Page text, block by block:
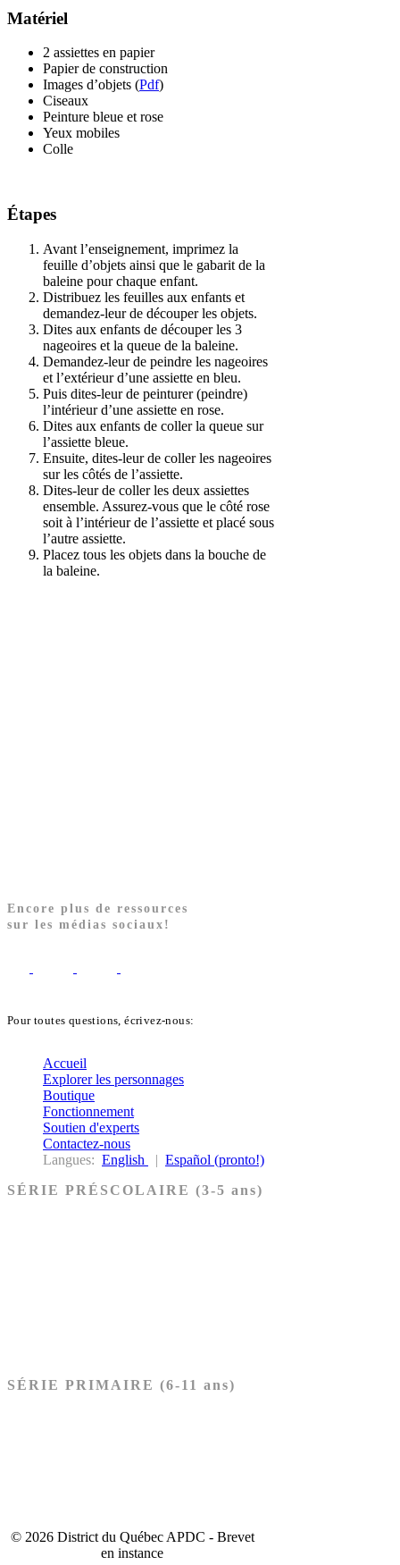
Matériel
2 assiettes en papier
Papier de construction
Images d’objets (Pdf)
Ciseaux
Peinture bleue et rose
Yeux mobiles
Colle
Étapes
Avant l’enseignement, imprimez la
feuille d’objets ainsi que le gabarit de la
baleine pour chaque enfant.
Distribuez les feuilles aux enfants et
demandez-leur de découper les objets.
Dites aux enfants de découper les 3
nageoires et la queue de la baleine.
Demandez-leur de peindre les nageoires
et l’extérieur d’une assiette en bleu.
Puis dites-leur de peinturer (peindre)
l’intérieur d’une assiette en rose.
Dites aux enfants de coller la queue sur
l’assiette bleue.
Ensuite, dites-leur de coller les nageoires
sur les côtés de l’assiette.
Dites-leur de coller les deux assiettes
ensemble. Assurez-vous que le côté rose
soit à l’intérieur de l’assiette et placé sous
l’autre assiette.
Placez tous les objets dans la bouche de
la baleine.
Encore plus de ressources
sur les médias sociaux!
Pour toutes questions, écrivez-nous:
Accueil
Explorer les personnages
Boutique
Fonctionnement
Soutien d'experts
Contactez-nous
Langues: English | Español (pronto!)
SÉRIE PRÉSCOLAIRE (3-5 ans)
SÉRIE PRIMAIRE (6-11 ans)
© 2026 District du Québec APDC - Brevet
en instance